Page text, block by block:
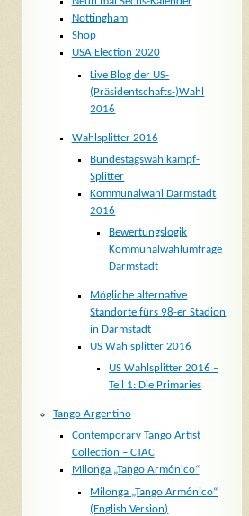
Nottingham
Shop
USA Election 2020
Live Blog der US-
(Präsidentschafts-)Wahl
2016
Wahlsplitter 2016
Bundestagswahlkampf-
Splitter
Kommunalwahl Darmstadt
2016
Bewertungslogik
Kommunalwahlumfrage
Darmstadt
Mögliche alternative
Standorte fürs 98-er Stadion
in Darmstadt
US Wahlsplitter 2016
US Wahlsplitter 2016 –
Teil 1: Die Primaries
Tango Argentino
Contemporary Tango Artist
Collection – CTAC
Milonga „Tango Armónico“
Milonga „Tango Armónico“
(English Version)